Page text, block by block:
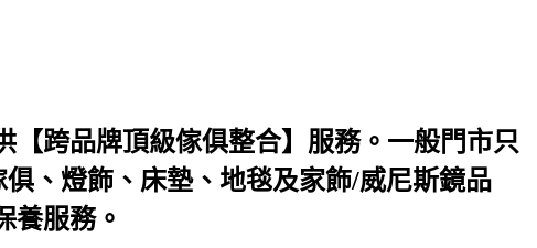
跨品牌頂級傢俱整合】服務。一般門市只
、燈飾、床墊、地毯及家飾/威尼斯鏡品
養服務。